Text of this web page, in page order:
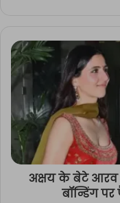
अक्षय के बेटे
बॉन्डिंग